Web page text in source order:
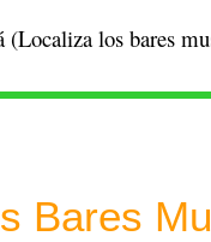
(Localiza los bares
Bares